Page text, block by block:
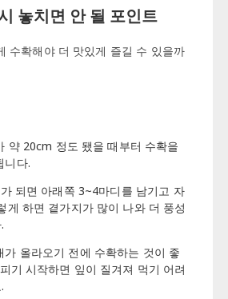
놓치면 안 될 포인트
수확해야 더 맛있게 즐길 수 있을까
약 20cm 정도 됐을 때부터 수확을
니다.
되면 아래쪽 3~4마디를 남기고 자
게 하면 곁가지가 많이 나와 더 풍성
가 올라오기 전에 수확하는 것이 좋
기 시작하면 잎이 질겨져 먹기 어려